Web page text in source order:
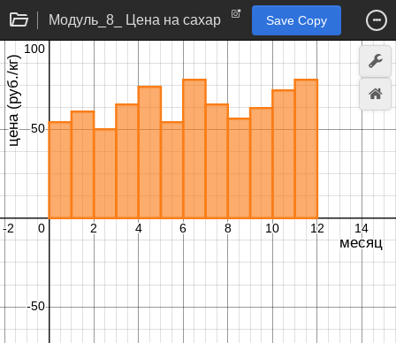
Модуль_8_ Цена на сахар Save Copy